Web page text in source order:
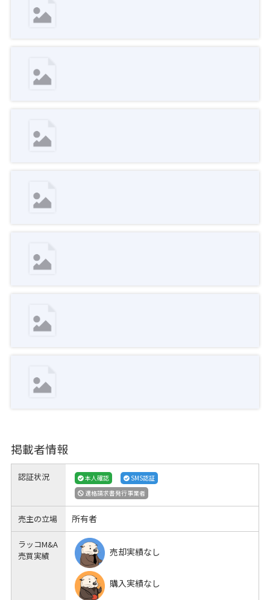
掲載者情報
認証状況 本人確認
SMS認証
適格請求書発行事業者
売主の立場 所有者
ラッコM&A
売買実績
売却実績なし
購入実績なし